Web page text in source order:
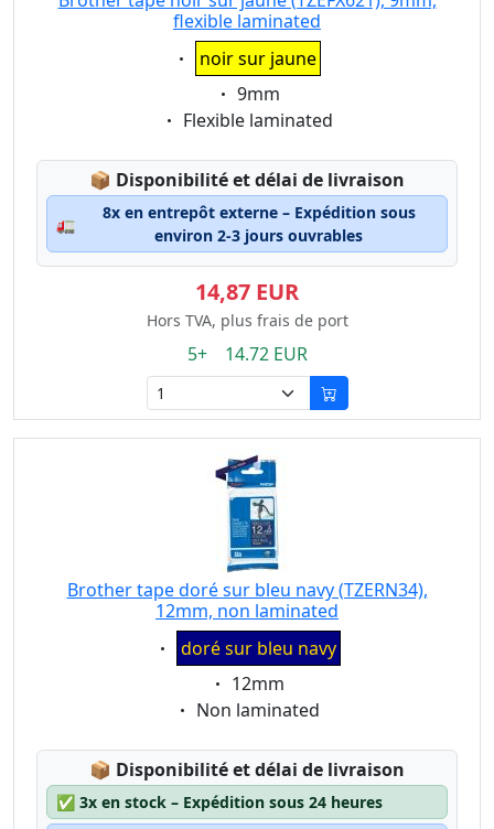
flexible laminated
Eigenschaft:
noir sur jaune
Eigenschaft:
9mm
Eigenschaft:
Flexible laminated
📦 Lagerstatus:
Disponibilité et délai de livraison
🚛
8x en entrepôt externe – Expédition sous
environ 2-3 jours ouvrables
14,87 EUR
Hors TVA, plus frais de port
5+ 14.72 EUR
Brother tape doré sur bleu navy (TZERN34),
12mm, non laminated
Eigenschaft:
doré sur bleu navy
Eigenschaft:
12mm
Eigenschaft:
Non laminated
📦 Lagerstatus:
Disponibilité et délai de livraison
✅ 3x en stock – Expédition sous 24 heures